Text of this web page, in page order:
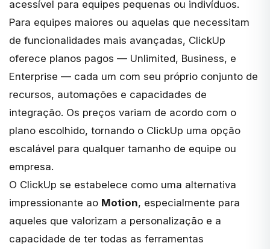
acessível para equipes pequenas ou indivíduos.
Para equipes maiores ou aquelas que necessitam
de funcionalidades mais avançadas, ClickUp
oferece planos pagos — Unlimited, Business, e
Enterprise — cada um com seu próprio conjunto de
recursos, automações e capacidades de
integração. Os preços variam de acordo com o
plano escolhido, tornando o ClickUp uma opção
escalável para qualquer tamanho de equipe ou
empresa.
O ClickUp se estabelece como uma alternativa
impressionante ao Motion, especialmente para
aqueles que valorizam a personalização e a
capacidade de ter todas as ferramentas